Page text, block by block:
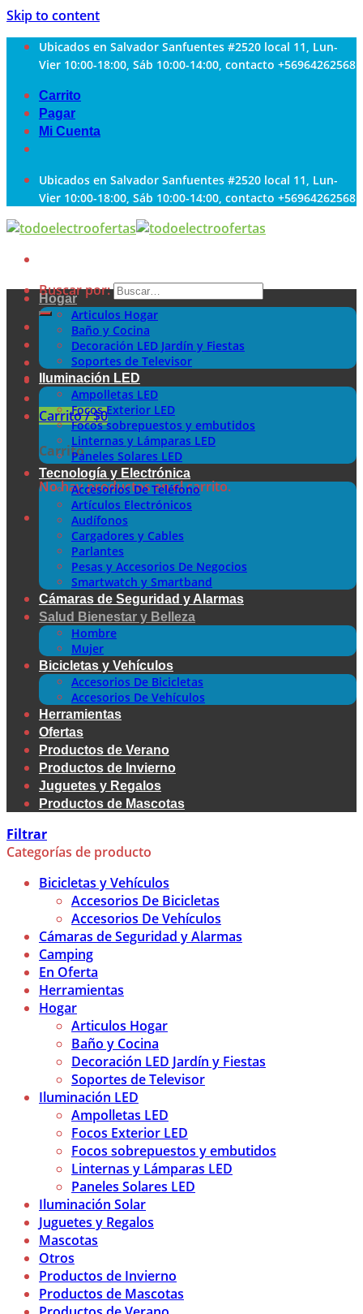
Skip to content
Ubicados en Salvador Sanfuentes #2520 local 11, Lun-
Vier 10:00-18:00, Sáb 10:00-14:00, contacto +56964262568
Carrito
Pagar
Mi Cuenta
Ubicados en Salvador Sanfuentes #2520 local 11, Lun-
Vier 10:00-18:00, Sáb 10:00-14:00, contacto +56964262568
Buscar por:
Carrito /$0
Carrito
No hay productos en el carrito.
Hogar
Articulos Hogar
Baño y Cocina
Decoración LED Jardín y Fiestas
Soportes de Televisor
Iluminación LED
Ampolletas LED
Focos Exterior LED
Focos sobrepuestos y embutidos
Linternas y Lámparas LED
Paneles Solares LED
Tecnología y Electrónica
Accesorios De Teléfono
Artículos Electrónicos
Audífonos
Cargadores y Cables
Parlantes
Pesas y Accesorios De Negocios
Smartwatch y Smartband
Cámaras de Seguridad y Alarmas
Salud Bienestar y Belleza
Hombre
Mujer
Bicicletas y Vehículos
Accesorios De Bicicletas
Accesorios De Vehículos
Herramientas
Ofertas
Productos de Verano
Productos de Invierno
Juguetes y Regalos
Productos de Mascotas
Filtrar
Categorías de producto
Bicicletas y Vehículos
Accesorios De Bicicletas
Accesorios De Vehículos
Cámaras de Seguridad y Alarmas
Camping
En Oferta
Herramientas
Hogar
Articulos Hogar
Baño y Cocina
Decoración LED Jardín y Fiestas
Soportes de Televisor
Iluminación LED
Ampolletas LED
Focos Exterior LED
Focos sobrepuestos y embutidos
Linternas y Lámparas LED
Paneles Solares LED
Iluminación Solar
Juguetes y Regalos
Mascotas
Otros
Productos de Invierno
Productos de Mascotas